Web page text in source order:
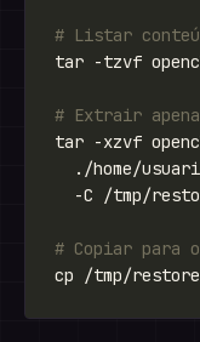
# Listar
# Extrair apenas
tar -xzvf
./home/
# Copiar para